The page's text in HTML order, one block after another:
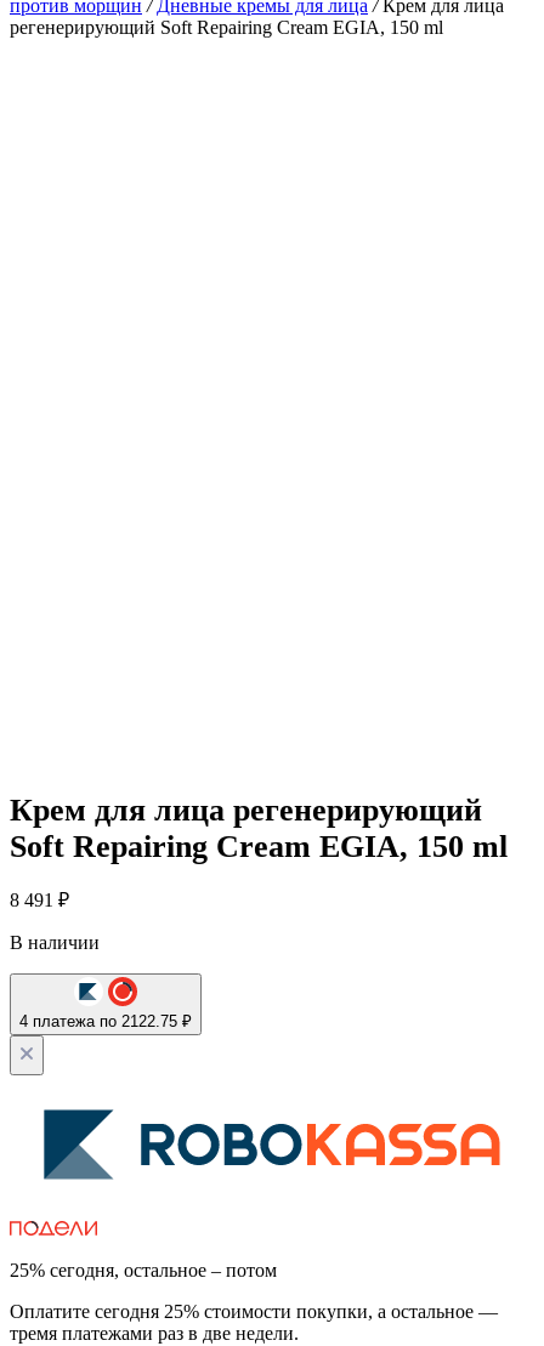
против морщин / Дневные кремы для лица / Крем для лица
регенерирующий Soft Repairing Cream EGIA, 150 ml
Крем для лица регенерирующий
Soft Repairing Cream EGIA, 150 ml
8 491 ₽
В наличии
4 платежа по 2122.75 ₽
25% сегодня, остальное – потом
Оплатите сегодня 25% стоимости покупки, а остальное —
тремя платежами раз в две недели.